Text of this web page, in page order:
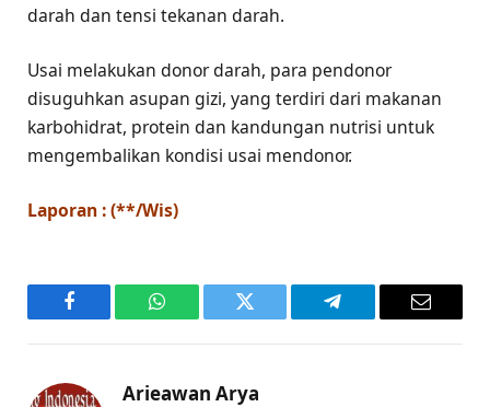
darah dan tensi tekanan darah.
Usai melakukan donor darah, para pendonor
disuguhkan asupan gizi, yang terdiri dari makanan
karbohidrat, protein dan kandungan nutrisi untuk
mengembalikan kondisi usai mendonor.
Laporan : (**/Wis)
Facebook WhatsAppTwitter Telegram Email
Arieawan Arya